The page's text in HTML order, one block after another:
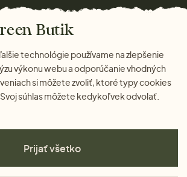
Butik
technológie používame na zlepšenie
výkonu webu a odporúčanie vhodných
si môžete zvoliť, ktoré typy cookies
súhlas môžete kedykoľvek odvolať.
Prijať všetko